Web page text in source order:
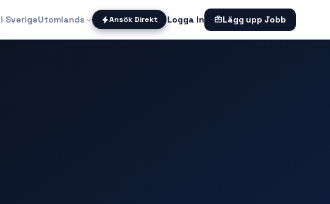
SverigeUtomlands Ansök Direkt Logga In Lägg upp Jobb